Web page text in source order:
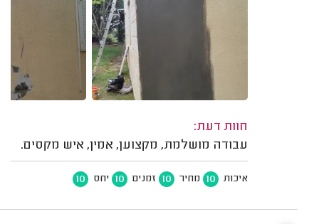
חוות דעת:
עבודה מושלמת, מקצוען, אמין, איש מקסים.
איכות 10 מחיר 10 זמנים 10 יחס 10